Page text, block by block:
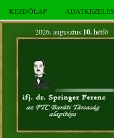
KEZDŐLAP
2026. augusztus 10.hétfő